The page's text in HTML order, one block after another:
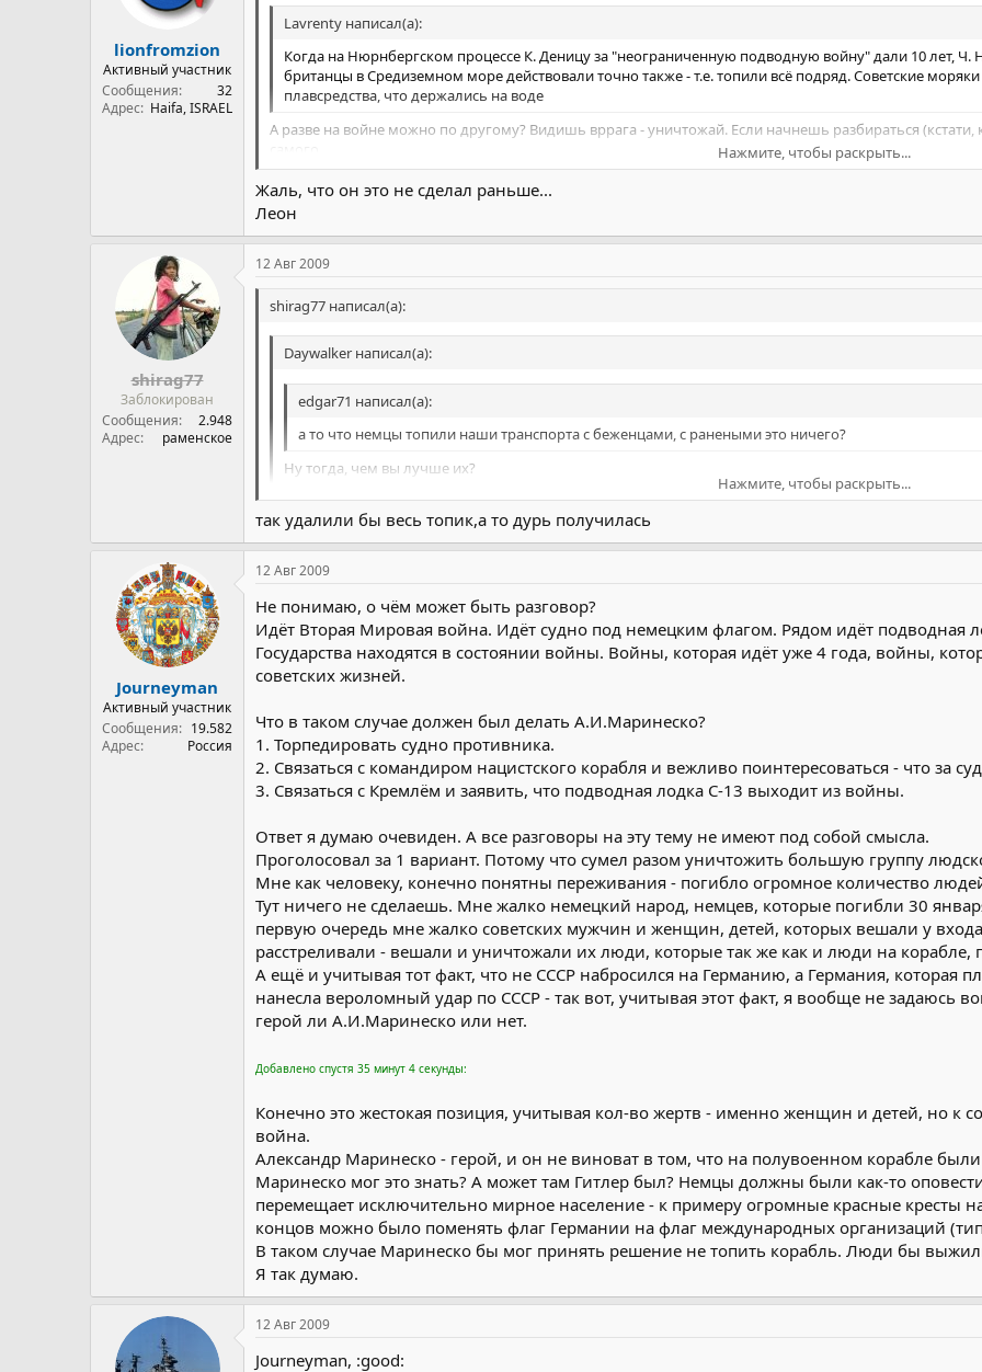
lionfromzion
Активный участник
Сообщения
32
Адрес Haifa, ISRAEL
Lavrenty написал(а):
Когда на Нюрнбергском процессе К. Деницу за "неограниченную подводную войну" дали 10 лет,
британцы в Средиземном море действовали точно также - т.е. топили всё подряд. Советские
плавсредства, что держались на воде
А разве на войне можно по другому? Видишь вррага - уничтожай. Если начнешь разбираться (кстати,
Тем более, в 1945 году возможность участия Германии в подводной войне особого значения уже не
Нажмите, чтобы раскрыть...
Жаль, что он это не сделал раньше...
Леон
shirag77
Заблокирован
Сообщения
2.948
Адрес
раменское
12 Авг 2009
shirag77 написал(а):
Daywalker написал(а):
edgar71 написал(а):
а то что немцы топили наши транспорта с беженцами, с ранеными это ничего?
Ну тогда, чем вы лучше их?
Послеhttp://www.youtube.com/watch?v=bmyq2OJOVDw
/ удалено - нарушение п.2.9 Правил форума. Admin /
Нажмите, чтобы раскрыть...
так удалили бы весь топик,а то дурь получилась
Journeyman
Активный участник
Сообщения
19.582
Адрес
Россия
12 Авг 2009
Не понимаю, о чём может быть разговор?
Идёт Вторая Мировая война. Идёт судно под немецким флагом. Рядом идёт подводная
Государства находятся в состоянии войны. Войны, которая идёт уже 4 года, войны,
советских жизней.
Что в таком случае должен был делать А.И.Маринеско?
1. Торпедировать судно противника.
2. Связаться с командиром нацистского корабля и вежливо поинтересоваться - что за
3. Связаться с Кремлём и заявить, что подводная лодка С-13 выходит из войны.
Ответ я думаю очевиден. А все разговоры на эту тему не имеют под собой смысла.
Проголосовал за 1 вариант. Потому что сумел разом уничтожить большую группу
Мне как человеку, конечно понятны переживания - погибло огромное количество
Тут ничего не сделаешь. Мне жалко немецкий народ, немцев, которые погибли 30
первую очередь мне жалко советских мужчин и женщин, детей, которых вешали у
расстреливали - вешали и уничтожали их люди, которые так же как и люди на корабле,
А ещё и учитывая тот факт, что не СССР набросился на Германию, а Германия, которая
нанесла вероломный удар по СССР - так вот, учитывая этот факт, я вообще не задаюсь
герой ли А.И.Маринеско или нет.
Добавлено спустя 35 минут 4 секунды:
Конечно это жестокая позиция, учитывая кол-во жертв - именно женщин и детей, но к
война.
Александр Маринеско - герой, и он не виноват в том, что на полувоенном корабле
Маринеско мог это знать? А может там Гитлер был? Немцы должны были как-то
перемещает исключительно мирное население - к примеру огромные красные кресты
концов можно было поменять флаг Германии на флаг международных организаций
В таком случае Маринеско бы мог принять решение не топить корабль. Люди бы
Я так думаю.
12 Авг 2009
Journeyman, :good: